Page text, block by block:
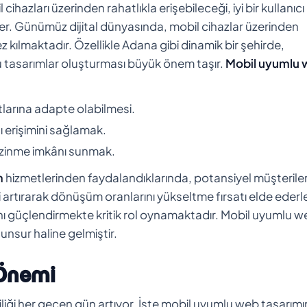
üzerinden rahatlıkla erişebileceği, iyi bir kullanıcı
Günümüz dijital dünyasında, mobil cihazlar üzerinden
kılmaktadır. Özellikle Adana gibi dinamik bir şehirde,
oluşturması büyük önem taşır. Mobil uyumlu
adapte olabilmesi.
erişimini sağlamak.
imkânı sunmak.
hizmetlerinden faydalandıklarında, potansiyel
dönüşüm oranlarını yükseltme fırsatı elde
güçlendirmekte kritik rol oynamaktadır. Mobil uyumlu
haline gelmiştir.
her geçen gün artıyor. İşte mobil uyumlu web